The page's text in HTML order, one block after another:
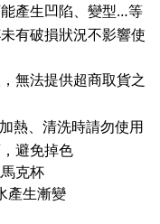
產生凹陷、變型…等
有破損狀況不影響使
無法提供超商取貨之
熱、清洗時請勿使用
避免掉色
克杯
產生漸變